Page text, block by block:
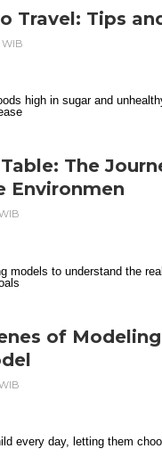
Travel: Tips
WIB
The
Environmen
of